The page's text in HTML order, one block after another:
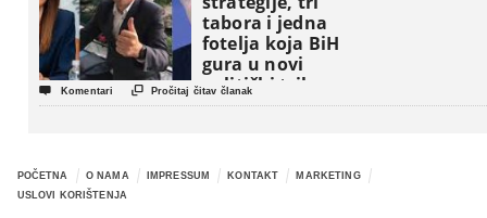
tabora i jedna
fotelja koja BiH
gura u novi
politički triler
 Komentari  Pročitaj čitav članak
POČETNA O NAMA IMPRESSUM KONTAKT
MARKETING
USLOVI KORIŠTENJA